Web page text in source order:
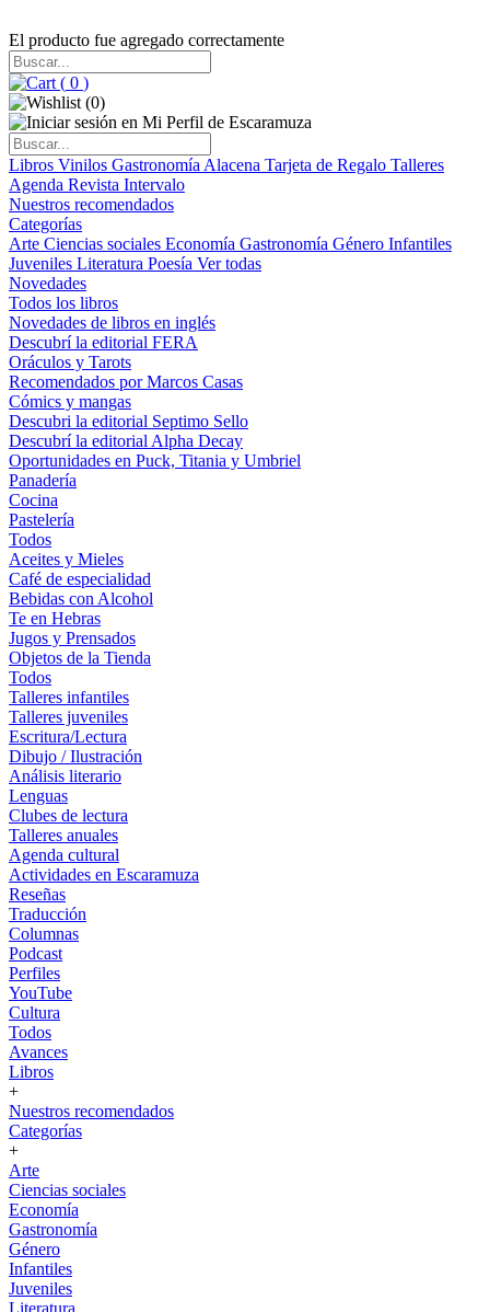
El producto fue agregado correctamente
( 0 )
(0)
Libros Vinilos Gastronomía Alacena Tarjeta de Regalo Talleres
Agenda Revista Intervalo
Nuestros recomendados
Categorías
Arte Ciencias sociales Economía Gastronomía Género Infantiles
Juveniles Literatura Poesía Ver todas
Novedades
Todos los libros
Novedades de libros en inglés
Descubrí la editorial FERA
Oráculos y Tarots
Recomendados por Marcos Casas
Cómics y mangas
Descubri la editorial Septimo Sello
Descubrí la editorial Alpha Decay
Oportunidades en Puck, Titania y Umbriel
Panadería
Cocina
Pastelería
Todos
Aceites y Mieles
Café de especialidad
Bebidas con Alcohol
Te en Hebras
Jugos y Prensados
Objetos de la Tienda
Todos
Talleres infantiles
Talleres juveniles
Escritura/Lectura
Dibujo / Ilustración
Análisis literario
Lenguas
Clubes de lectura
Talleres anuales
Agenda cultural
Actividades en Escaramuza
Reseñas
Traducción
Columnas
Podcast
Perfiles
YouTube
Cultura
Todos
Avances
Libros
+
Nuestros recomendados
Categorías
+
Arte
Ciencias sociales
Economía
Gastronomía
Género
Infantiles
Juveniles
Literatura